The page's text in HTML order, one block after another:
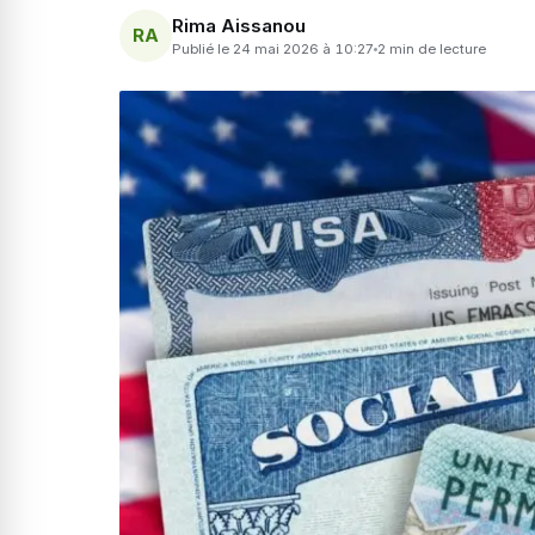
RA Rima Aissanou
Publié le 24 mai 2026 à 10:27 2 min de lecture